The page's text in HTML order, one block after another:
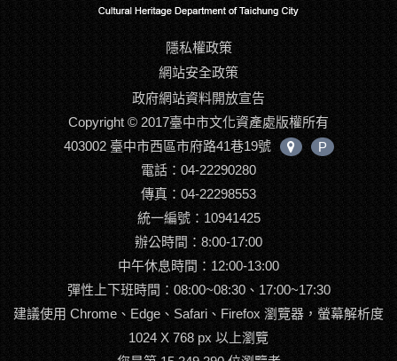
隱私權政策
網站安全政策
政府網站資料開放宣告
Copyright © 2017臺中市文化資產處版權所有
403002 臺中市西區市府路41巷19號
中
P
電話：04-22290280
傳真：04-22298553
統一編號：10941425
辦公時間：8:00-17:00
中午休息時間：12:00-13:00
彈性上下班時間：08:00~08:30、17:00~17:30
建議使用 Chrome、Edge、Safari、Firefox 瀏覽器，螢幕解析度
1024 X 768 px 以上瀏覽